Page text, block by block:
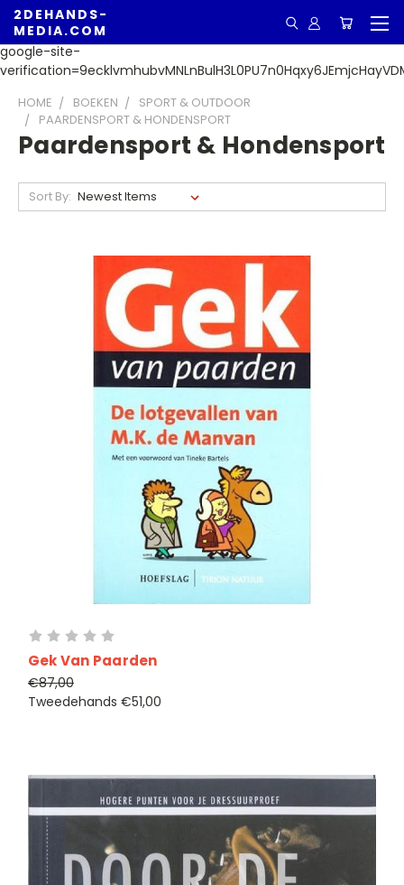
google-site-
2DEHANDS-
MEDIA.COM
HOME BOEKEN
SPORT & OUTDOOR
PAARDENSPORT & HONDENSPORT
Paardensport & Hondensport
Sort By:
Gek Van Paarden
€87,00
Tweedehands €51,00